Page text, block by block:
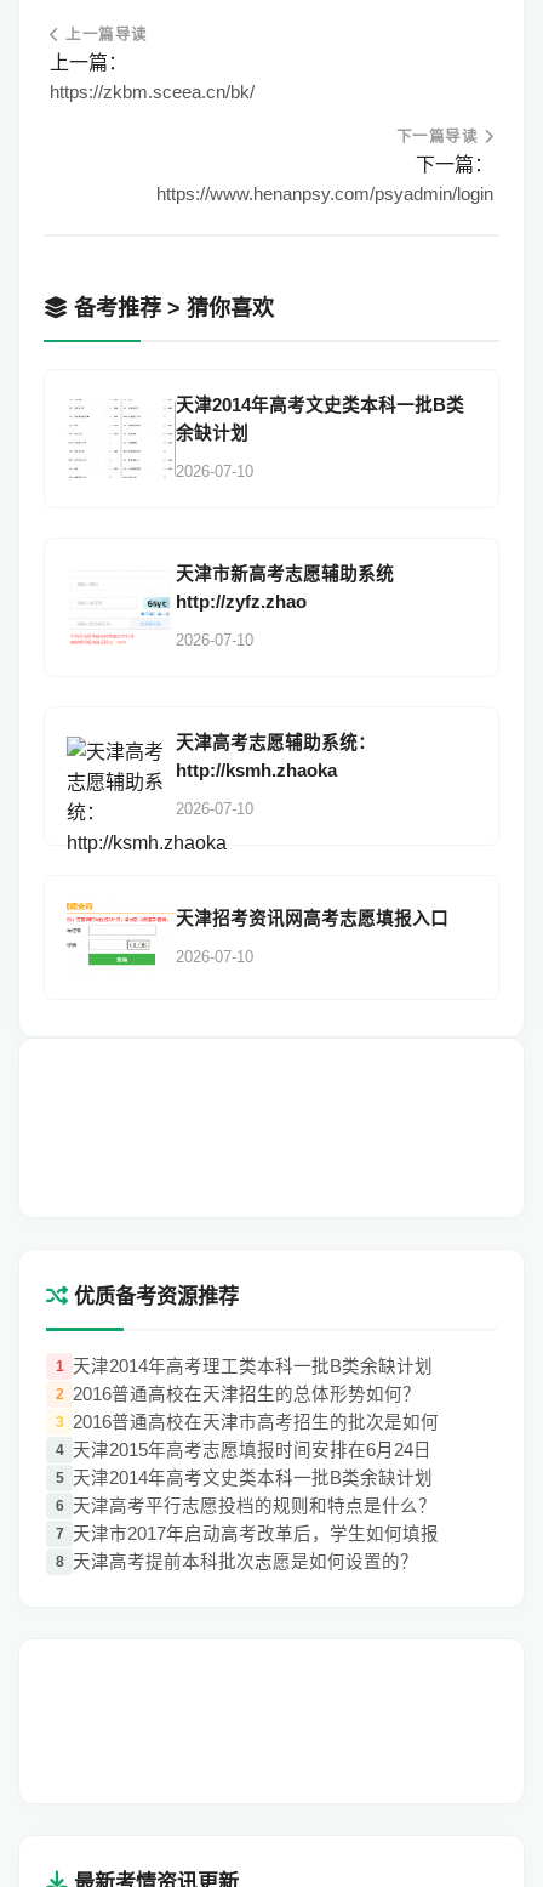
上一篇导读
上一篇：
https://zkbm.sceea.cn/bk/
下一篇导读
下一篇：
https://www.henanpsy.com/psyadmin/login
备考推荐 > 猜你喜欢
天津2014年高考文史类本科一批B类
余缺计划
2026-07-10
天津市新高考志愿辅助系统
http://zyfz.zhao
2026-07-10
天津高考志愿辅助系统：
http://ksmh.zhaoka
2026-07-10
天津招考资讯网高考志愿填报入口
2026-07-10
优质备考资源推荐
1 天津2014年高考理工类本科一批B类余缺计划
2 2016普通高校在天津招生的总体形势如何？
3 2016普通高校在天津市高考招生的批次是如何
4 天津2015年高考志愿填报时间安排在6月24日
5 天津2014年高考文史类本科一批B类余缺计划
6 天津高考平行志愿投档的规则和特点是什么？
7 天津市2017年启动高考改革后，学生如何填报
8 天津高考提前本科批次志愿是如何设置的？
最新考情资讯更新